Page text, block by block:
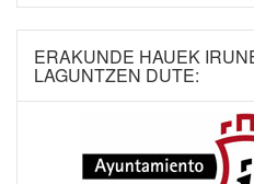
ERAKUNDE HAUEK
LAGUNTZEN DUTE: